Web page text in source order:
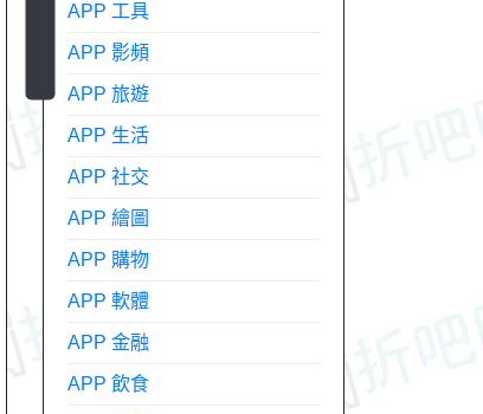
APP 工具
APP 影頻
APP 旅遊
APP 生活
APP 社交
APP 繪圖
APP 購物
APP 軟體
APP 金融
APP 飲食